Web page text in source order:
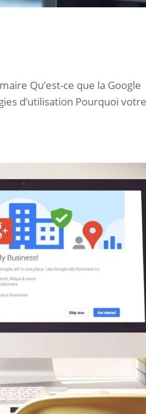
Qu’est-ce que la Google
d’utilisation Pourquoi